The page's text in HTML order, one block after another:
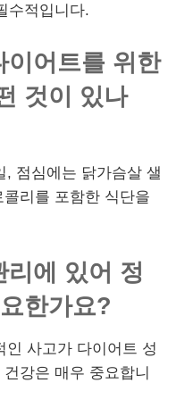
수적입니다.
이어트를 위한
것이 있나
, 점심에는 닭가슴살 샐
리를 포함한 식단을
에 있어 정
한가요?
인 사고가 다이어트 성
강은 매우 중요합니